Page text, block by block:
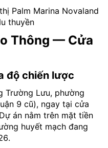
Thông — Cửa
độ chiến lược
Trường Lưu, phường
9 cũ), ngay tại cửa
án nằm trên mặt tiền
huyết mạch đang